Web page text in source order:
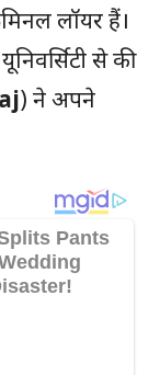
लॉयर हैं।
से की
) ने अपने